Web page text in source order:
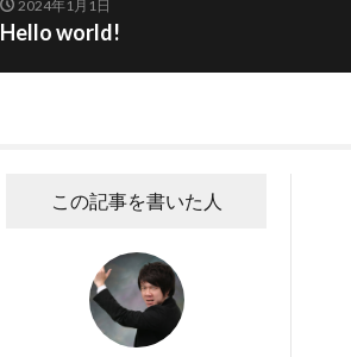
2024年1月1日
Hello world!
この記事を書いた人